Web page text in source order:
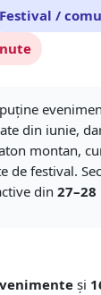
Festival /
din iunie,
montan,
de festival.
din
și